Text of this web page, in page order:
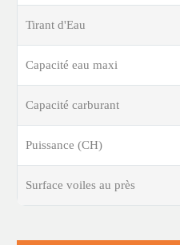
Tirant d'Eau
Capacité eau maxi
Capacité carburant
Puissance (CH)
Surface voiles au près